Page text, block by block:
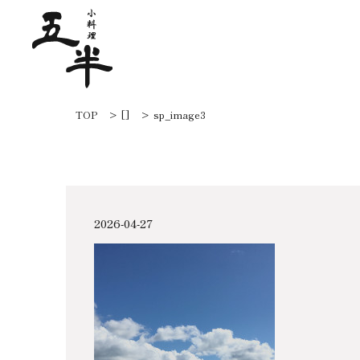
TOP [] sp_image3
2026-04-27